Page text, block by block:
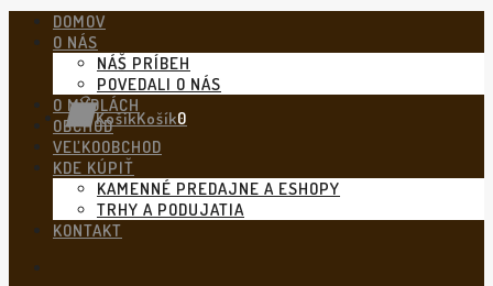
KošíkKošík0
DOMOV
O NÁS
NÁŠ PRÍBEH
POVEDALI O NÁS
O MYDLÁCH
OBCHOD
VEĽKOOBCHOD
KDE KÚPIŤ
KAMENNÉ PREDAJNE A ESHOPY
TRHY A PODUJATIA
KONTAKT